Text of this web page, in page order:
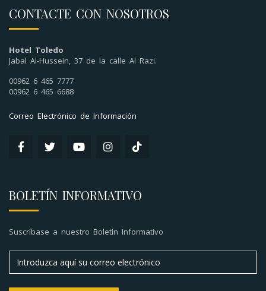
CONTACTE CON NOSOTROS
Hotel Toledo
Jabal Al-Hussein, 37 de la calle Al Razi.
00962 6 465 7777
00962 6 465 6688
Correo Electrónico de Información
BOLETÍN INFORMATIVO
Suscríbase a nuestro Boletín Informativo